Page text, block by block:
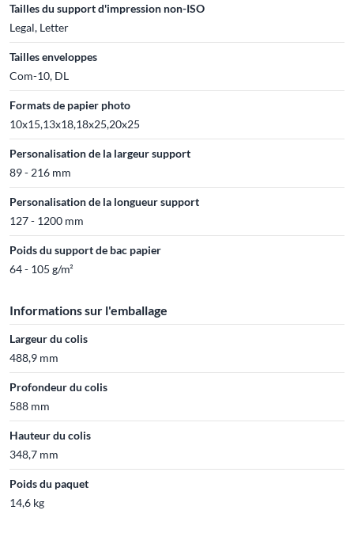
Tailles du support d'impression non-ISO
Legal, Letter
Tailles enveloppes
Com-10, DL
Formats de papier photo
10x15,13x18,18x25,20x25
Personalisation de la largeur support
89 - 216 mm
Personalisation de la longueur support
127 - 1200 mm
Poids du support de bac papier
64 - 105 g/m²
Informations sur l'emballage
Largeur du colis
488,9 mm
Profondeur du colis
588 mm
Hauteur du colis
348,7 mm
Poids du paquet
14,6 kg